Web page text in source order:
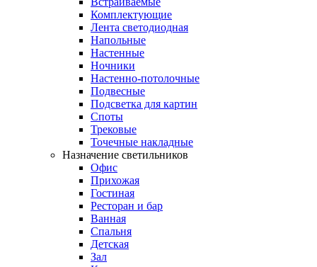
Комплектующие
Лента светодиодная
Напольные
Настенные
Ночники
Настенно-потолочные
Подвесные
Подсветка для картин
Споты
Трековые
Точечные накладные
Назначение светильников
Офис
Прихожая
Гостиная
Ресторан и бар
Ванная
Спальня
Детская
Зал